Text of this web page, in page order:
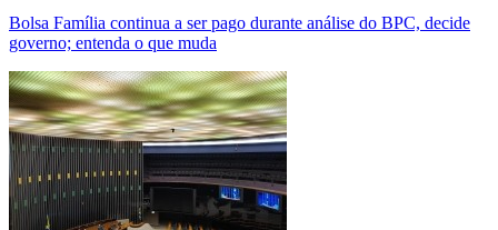
Bolsa Família continua a ser pago durante análise do BPC, decide
governo; entenda o que muda